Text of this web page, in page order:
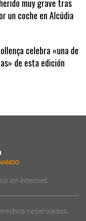
muy grave tras
celebra «una de